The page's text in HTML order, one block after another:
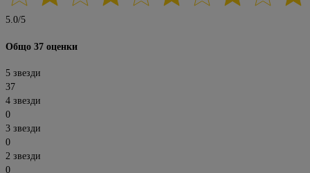
5.0/5
Общо 37 оценки
5 звезди
37
4 звезди
0
3 звезди
0
2 звезди
0